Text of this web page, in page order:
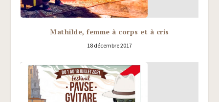
Mathilde, femme à corps et à cris
18 décembre 2017